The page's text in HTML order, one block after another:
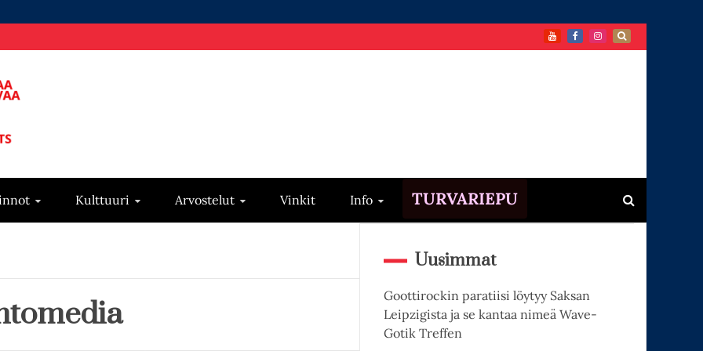
Kulttuuri Arvostelut Vinkit Info TURVARIEPU
Uusimmat
Goottirockin paratiisi löytyy Saksan
Leipzigista ja se kantaa nimeä Wave-
Gotik Treffen